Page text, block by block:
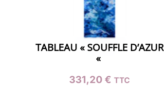
TABLEAU « SOUFFLE D’AZUR
«
331,20 € TTC